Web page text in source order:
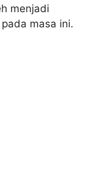
menjadi
masa ini.